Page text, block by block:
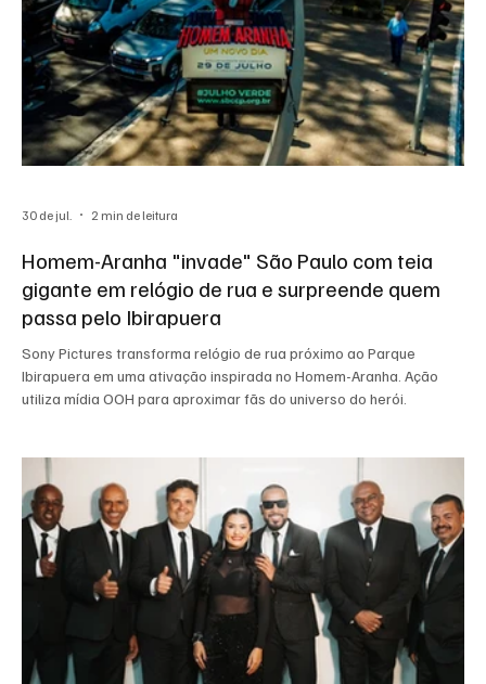
Homem-Aranha "invade" São Paulo com teia
gigante em relógio de rua e surpreende quem
passa pelo Ibirapuera
Sony Pictures transforma relógio de rua próximo ao Parque
Ibirapuera em uma ativação inspirada no Homem-Aranha. Ação
utiliza mídia OOH para aproximar fãs do universo do herói.
30 de jul. 2 min de leitura